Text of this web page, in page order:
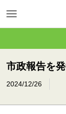
市政報告を発
2024/12/26